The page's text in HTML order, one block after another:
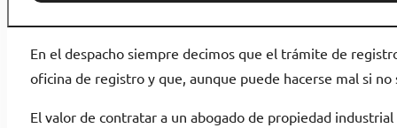
En el despacho siempre decimos que el trámite de
oficina de registro y que, aunque puede hacerse mal si
El valor de contratar a un abogado de propiedad